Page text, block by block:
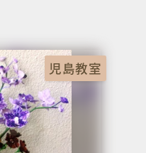
児島教室